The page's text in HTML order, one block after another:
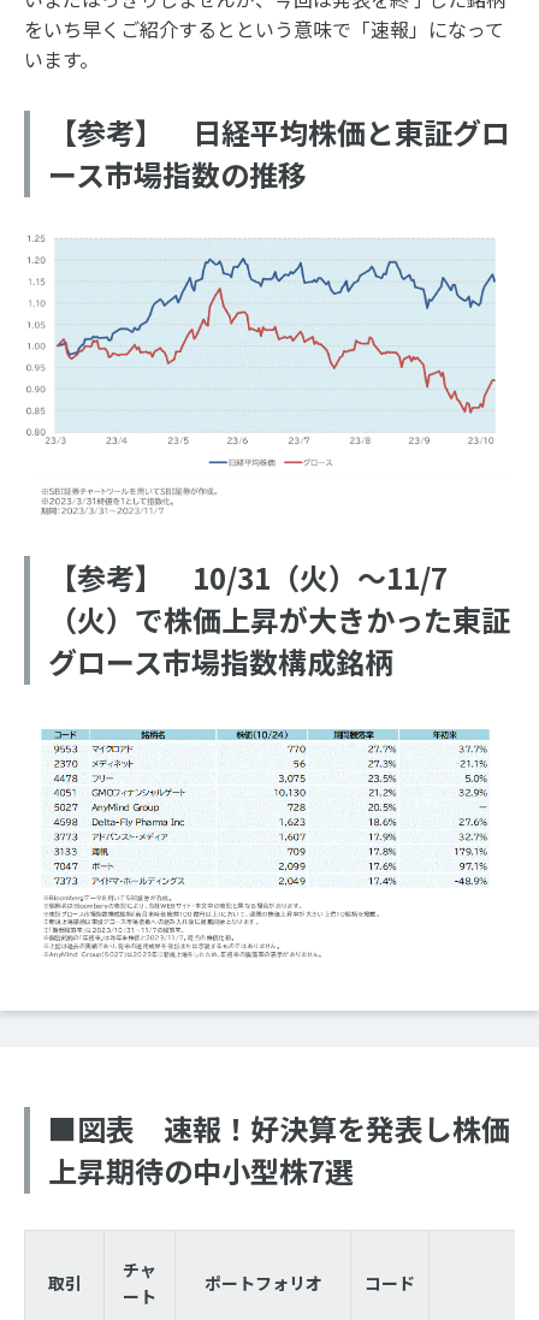
をいち早くご紹介するとという意味で「速報」になって
います。
【参考】 日経平均株価と東証グロ
ース市場指数の推移
【参考】 10/31（火）～11/7
（火）で株価上昇が大きかった東証
グロース市場指数構成銘柄
■図表 速報！好決算を発表し株価
上昇期待の中小型株7選
取引
チャ
ート
ポートフォリオ コード